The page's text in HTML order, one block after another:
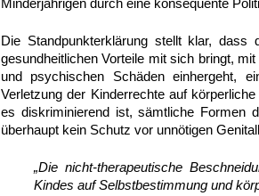
Minderjährigen durch eine konsequente
Die Standpunkterklärung stellt klar, dass
gesundheitlichen Vorteile mit sich bringt,
und psychischen Schäden einhergeht,
Verletzung der Kinderrechte auf
es diskriminierend ist, sämtliche Formen
überhaupt kein Schutz vor unnötigen
„Die nicht-therapeutische
Kindes auf Selbstbestimmung und